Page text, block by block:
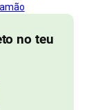
no teu